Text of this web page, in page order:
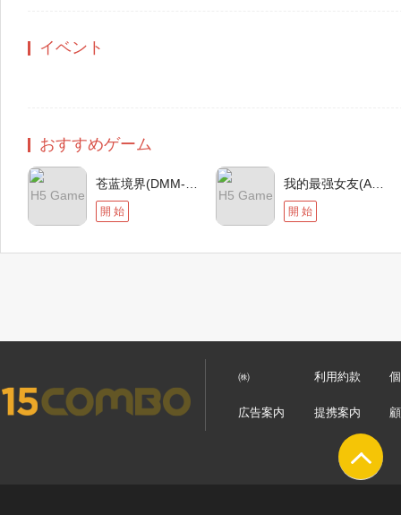
イベント
おすすめゲーム
H5 Game
開 始
H5 Game
開 始
㈱ 利用約款
広告案内 提携案内